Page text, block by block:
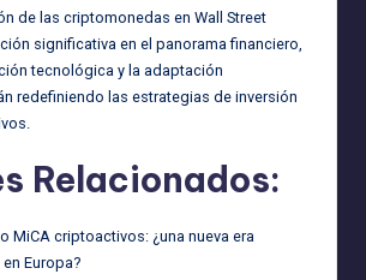
de las criptomonedas en Wall Street
significativa en el panorama financiero,
tecnológica y la adaptación
redefiniendo las estrategias de inversión
Relacionados:
MiCA criptoactivos: ¿una nueva era
Europa?